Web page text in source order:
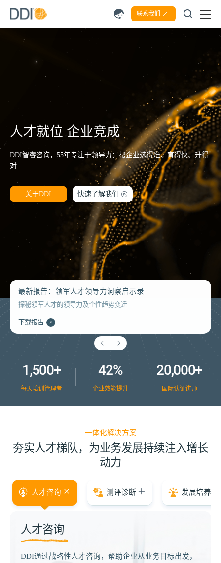
联系我们
人才就位 企业竞成
DDI智睿咨询，55年专注于领导力：帮企业选得准、育得快、升得
对
关于DDI 快速了解我们
最新报告：领军人才领导力洞察启示录
探秘领军人才的领导力及个性趋势变迁
下载报告
1,500+
每天培训管理者
42%
企业效能提升
20,000+
国际认证讲师
一体化解决方案
夯实人才梯队，为业务发展持续注入增长
动力
人才咨询 测评诊断 发展培养
人才咨询
DDI通过战略性人才咨询，帮助企业从业务目标出发，